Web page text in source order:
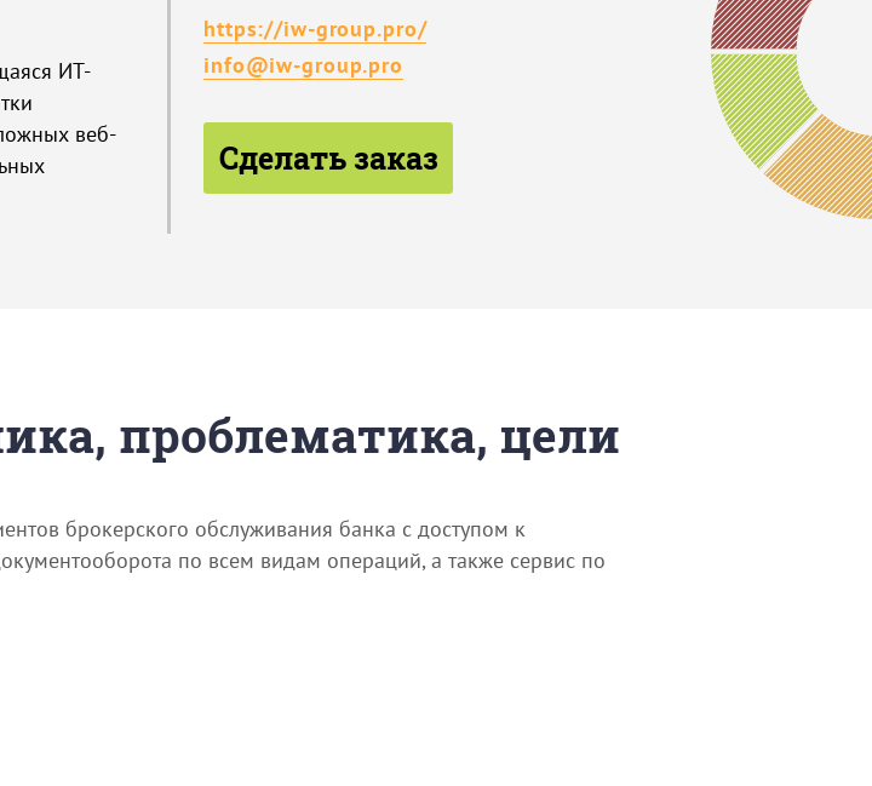
ИТ-
веб-
https://iw-group.pro/
info@iw-group.pro
Сделать заказ
проблематика, цели
брокерского обслуживания банка с доступом к
по всем видам операций, а также сервис по